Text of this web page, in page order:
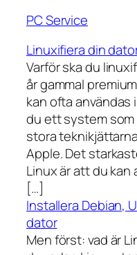
PC Service
Linuxifiera din
Varför ska du
år gammal
kan ofta användas
du ett system som
stora
Apple. Det
Linux är att du kan
[…]
Installera Debian,
dator
Men först: vad är